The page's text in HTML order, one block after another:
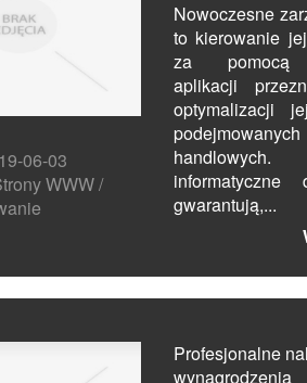
06-03
WWW /
Nowoczesne
to kierowanie
za pomocą
aplikacji
optymalizacji
informatyczne
gwarantują,...
Profesjonalne
wynagrodzenia